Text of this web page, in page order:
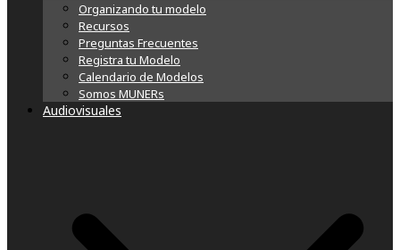
Organizando tu modelo
Recursos
Preguntas Frecuentes
Registra tu Modelo
Calendario de Modelos
Somos MUNERs
Audiovisuales